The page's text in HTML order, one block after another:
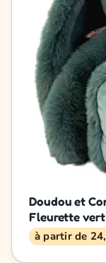
Doudou et
Fleurette vert
à partir de